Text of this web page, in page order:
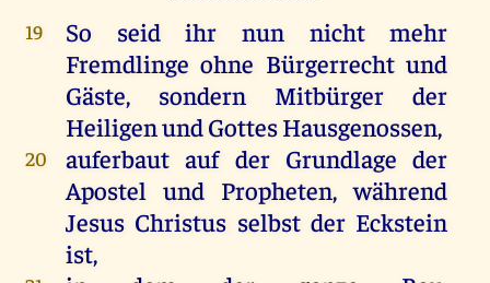
19 So seid ihr nun nicht
mehr
Fremdlinge ohne Bürgerrecht und
Gäste, sondernMitbürgerder
HeiligenundGottesHausgenossen,
20 auferbautauf derGrundlageder
Apostel und Propheten, während
Jesus Christus selbst der Eckstein
ist,